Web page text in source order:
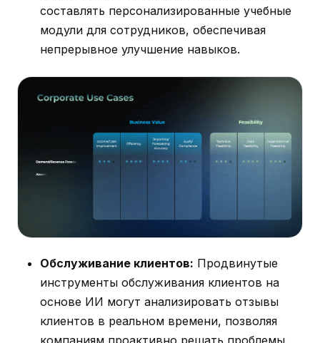
составлять персонализированные учебные
модули для сотрудников, обеспечивая
непрерывное улучшение навыков.
Обслуживание клиентов: Продвинутые
инструменты обслуживания клиентов на
основе ИИ могут анализировать отзывы
клиентов в реальном времени, позволяя